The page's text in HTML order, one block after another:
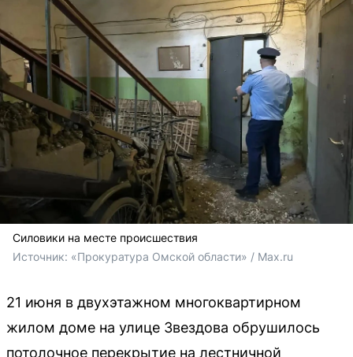
Силовики на месте происшествия
Источник: «Прокуратура Омской области» / Max.ru
21 июня в двухэтажном многоквартирном
жилом доме на улице Звездова обрушилось
потолочное перекрытие на лестничной